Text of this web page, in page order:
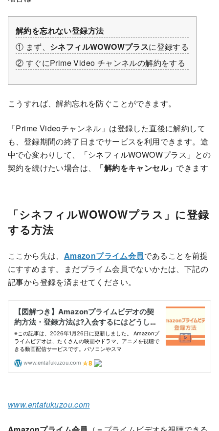
解約を忘れない登録方法
① まず、 シネフィルWOWOWプラスに登録する
② すぐにPrime Video チャンネルの解約をする
こうすれば、解約忘れを防ぐことができます。
「Prime Videoチャンネル」は登録した直後に解約して
も、登録期間の終了日までサービスを利用できます。途
中で心変わりして、「シネフィルWOWOWプラス」との
契約を続けたい場合は、
「解約をキャンセル」 できます
「シネフィルWOWOWプラス」に登録
する方法
ここから先は、 Amazonプライム会員であることを前提
にすすめます。まだプライム会員でないかたは、下記の
記事から登録を済ませてください。
www.entafukuzou.com